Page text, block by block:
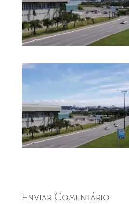
Enviar Comentário